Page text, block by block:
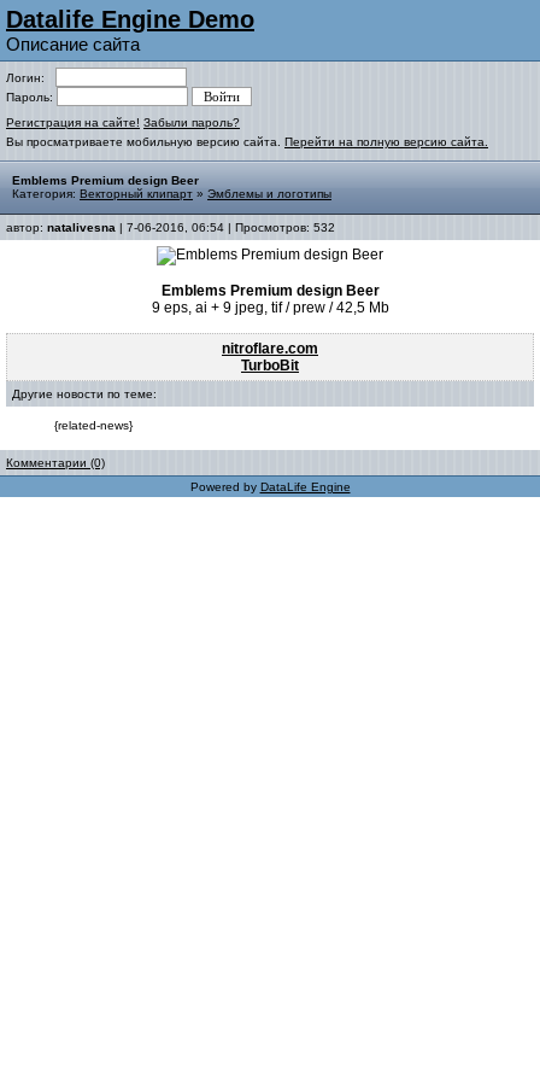
Datalife Engine Demo
Описание сайта
Логин:
Пароль:
Регистрация на сайте! Забыли пароль?
Вы просматриваете мобильную версию сайта. Перейти на полную версию сайта.
Emblems Premium design Beer
Категория: Векторный клипарт » Эмблемы и логотипы
автор: natalivesna | 7-06-2016, 06:54 | Просмотров: 532
Emblems Premium design Beer
9 eps, ai + 9 jpeg, tif / prew / 42,5 Mb
nitroflare.com
TurboBit
Другие новости по теме:
{related-news}
Комментарии (0)
Powered by DataLife Engine